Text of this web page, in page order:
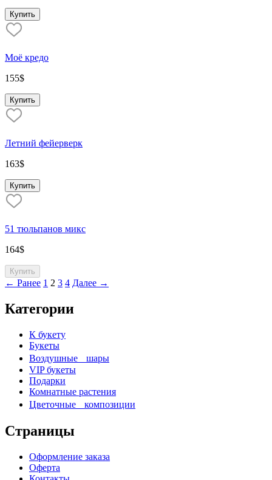
Купить
Моё кредо
155$
Купить
Летний фейерверк
163$
Купить
51 тюльпанов микс
164$
Купить
← Ранее 1 2 3 4 Далее →
Категории
К букету
Букеты
Воздушные шары
VIP букеты
Подарки
Комнатные растения
Цветочные композиции
Страницы
Оформление заказа
Оферта